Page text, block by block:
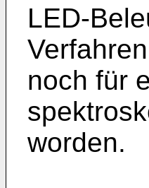
LED-
noch für
worden.